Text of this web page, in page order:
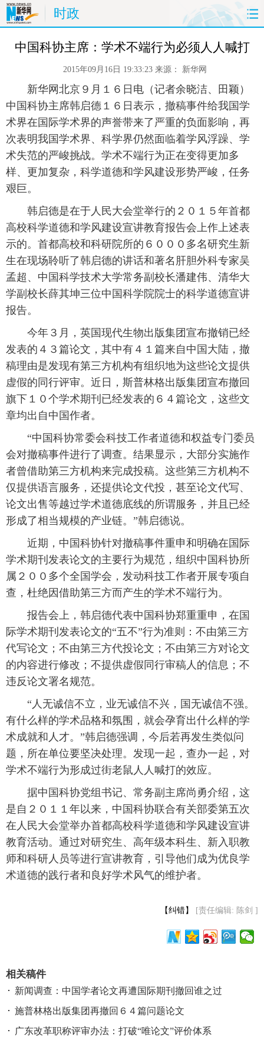
时政
首页 时政 国际 财经
体育 人事
时尚 思客 地方 法治
港澳 台湾 华人 汽车
科技 能源 房产 公司
图片
旅游 健康 信息化 数据
金融 公益 军事 无人机
富媒体 摄影 新华广播
新华电视中文
中国科协主席：学术不端行为必须人人喊打
2015年09月16日 19:33:23 来源： 新华网
新华网北京９月１６日电（记者余晓洁、田颖）
中国科协主席韩启德１６日表示，撤稿事件给我国学
术界在国际学术界的声誉带来了严重的负面影响，再
次表明我国学术界、科学界仍然面临着学风浮躁、学
术失范的严峻挑战。学术不端行为正在变得更加多
样、更加复杂，科学道德和学风建设形势严峻，任务
艰巨。
韩启德是在于人民大会堂举行的２０１５年首都
高校科学道德和学风建设宣讲教育报告会上作上述表
示的。首都高校和科研院所的６０００多名研究生新
生在现场聆听了韩启德的讲话和著名肝胆外科专家吴
孟超、中国科学技术大学常务副校长潘建伟、清华大
学副校长薛其坤三位中国科学院院士的科学道德宣讲
报告。
今年３月，英国现代生物出版集团宣布撤销已经
发表的４３篇论文，其中有４１篇来自中国大陆，撤
稿理由是发现有第三方机构有组织地为这些论文提供
虚假的同行评审。近日，斯普林格出版集团宣布撤回
旗下１０个学术期刊已经发表的６４篇论文，这些文
章均出自中国作者。
“中国科协常委会科技工作者道德和权益专门委员
会对撤稿事件进行了调查。结果显示，大部分实施作
者曾借助第三方机构来完成投稿。这些第三方机构不
仅提供语言服务，还提供论文代投，甚至论文代写、
论文出售等越过学术道德底线的所谓服务，并且已经
形成了相当规模的产业链。”韩启德说。
近期，中国科协针对撤稿事件重申和明确在国际
学术期刊发表论文的主要行为规范，组织中国科协所
属２００多个全国学会，发动科技工作者开展专项自
查，杜绝因借助第三方而产生的学术不端行为。
报告会上，韩启德代表中国科协郑重重申，在国
际学术期刊发表论文的“五不”行为准则：不由第三方
代写论文；不由第三方代投论文；不由第三方对论文
的内容进行修改；不提供虚假同行审稿人的信息；不
违反论文署名规范。
“人无诚信不立，业无诚信不兴，国无诚信不强。
有什么样的学术品格和氛围，就会孕育出什么样的学
术成就和人才。”韩启德强调，今后若再发生类似问
题，所在单位要坚决处理。发现一起，查办一起，对
学术不端行为形成过街老鼠人人喊打的效应。
据中国科协党组书记、常务副主席尚勇介绍，这
是自２０１１年以来，中国科协联合有关部委第五次
在人民大会堂举办首都高校科学道德和学风建设宣讲
教育活动。通过对研究生、高年级本科生、新入职教
师和科研人员等进行宣讲教育，引导他们成为优良学
术道德的践行者和良好学术风气的维护者。
【纠错】 [责任编辑: 陈剑 ]
相关稿件
新闻调查：中国学者论文再遭国际期刊撤回谁之过
施普林格出版集团再撤回６４篇问题论文
广东改革职称评审办法：打破“唯论文”评价体系